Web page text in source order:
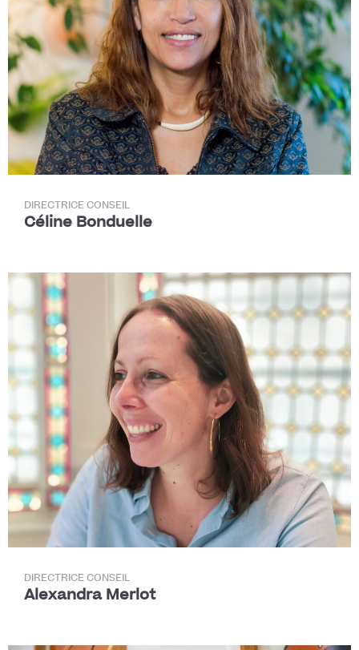
DIRECTRICE CONSEIL
Céline Bonduelle
DIRECTRICE CONSEIL
Alexandra Merlot